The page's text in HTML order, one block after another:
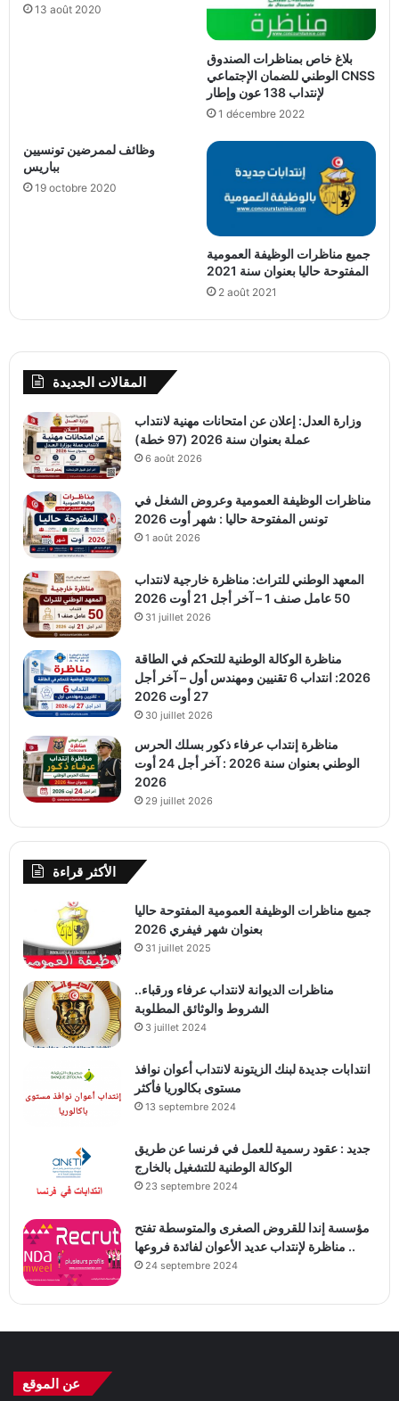
13 août 2020
بلاغ خاص بمناظرات الصندوق
الوطني للضمان الإجتماعي CNSS
لإنتداب 138 عون وإطار
1 décembre 2022
وظائف لممرضين تونسيين
بباريس
19 octobre 2020
جميع مناظرات الوظيفة العمومية
المفتوحة حاليا بعنوان سنة 2021
2 août 2021
المقالات الجديدة
وزارة العدل: إعلان عن امتحانات مهنية لانتداب
عملة بعنوان سنة 2026 (97 خطة)
6 août 2026
مناظرات الوظيفة العمومية وعروض الشغل في
تونس المفتوحة حاليا : شهر أوت 2026
1 août 2026
المعهد الوطني للتراث: مناظرة خارجية لانتداب
50 عامل صنف 1 – آخر أجل 21 أوت 2026
31 juillet 2026
مناظرة الوكالة الوطنية للتحكم في الطاقة
2026: انتداب 6 تقنيين ومهندس أول – آخر أجل
27 أوت 2026
30 juillet 2026
مناظرة إنتداب عرفاء ذكور بسلك الحرس
الوطني بعنوان سنة 2026 : آخر أجل 24 أوت
2026
29 juillet 2026
الأكثر قراءة
جميع مناظرات الوظيفة العمومية المفتوحة حاليا
بعنوان شهر فيفري 2026
31 juillet 2025
مناظرات الديوانة لانتداب عرفاء ورقباء..
الشروط والوثائق المطلوبة
3 juillet 2024
انتدابات جديدة لبنك الزيتونة لانتداب أعوان نوافذ
مستوى بكالوريا فأكثر
13 septembre 2024
جديد : عقود رسمية للعمل في فرنسا عن طريق
الوكالة الوطنية للتشغيل بالخارج
23 septembre 2024
مؤسسة إندا للقروض الصغرى والمتوسطة تفتح
مناظرة لإنتداب عديد الأعوان لفائدة فروعها ..
24 septembre 2024
عن الموقع